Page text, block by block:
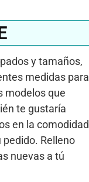
y tamaños,
medidas para
modelos que
te gustaría
en la comodidad
Relleno
nuevas a tú